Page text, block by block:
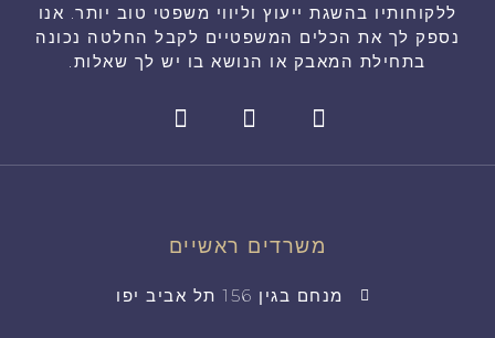
ללקוחותיו בהשגת ייעוץ וליווי משפטי טוב יותר. אנו
נספק לך את הכלים המשפטיים לקבל החלטה נכונה
בתחילת המאבק או הנושא בו יש לך שאלות.
משרדים ראשיים
מנחם בגין 156 תל אביב יפו